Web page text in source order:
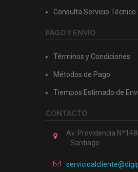
Consulta Servicio Técnico
PAGO Y ENVÍO
Términos y Condiciones
Métodos de Pago
Tiempos Estimado de
CONTACTO
Av. Providencia
- Santiago